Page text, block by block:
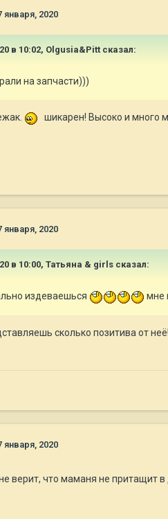
января, 2020
в 10:02, Olgusia&Pitt сказал:
на запчасти)))
шикарен! Высоко и много
января, 2020
в 10:00, Татьяна & girls сказал:
издеваешься мне
сколько позитива от
января, 2020
верит, что маманя не притащит